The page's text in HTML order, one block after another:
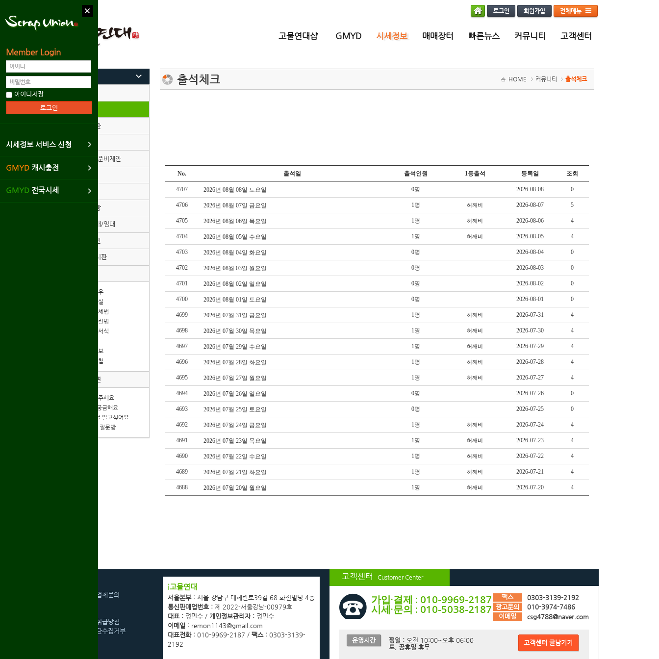
Member Login
아이디저장
시세정보 서비스 신청
GMYD 캐시충전
GMYD 전국시세
고물연대샵 GMYD 시세정보 매매장터 빠른뉴스 커뮤니티 고객센터
커뮤니티
자유게시판
고비일기
협동조합/준비제안
사건사고
회원사진방
부동산매매/임대
익명게시판
경조사게시판
+ 고비노하우
+ 고비자료실
+ 고물관련세법
+ 고물상관련법
+ 각종업무서식
+ 부동산정보
+ 고물사진첩
질문과답변
+ 창업도와주세요
+ 법/세무 궁금해요
+ 고철/비철 알고싶어요
+ 세무관련 질문방
출석체크 HOME 커뮤니티 출석체크
No. 출석일 출석인원 1등출석 등록일 조회
4707 2026년 08월 08일 토요일 0명 2026-08-08 0
4706 2026년 08월 07일 금요일 1명 허깨비 2026-08-07 5
4705 2026년 08월 06일 목요일 1명 허깨비 2026-08-06 4
4704 2026년 08월 05일 수요일 1명 허깨비 2026-08-05 4
4703 2026년 08월 04일 화요일 0명 2026-08-04 0
4702 2026년 08월 03일 월요일 0명 2026-08-03 0
4701 2026년 08월 02일 일요일 0명 2026-08-02 0
4700 2026년 08월 01일 토요일 0명 2026-08-01 0
4699 2026년 07월 31일 금요일 1명 허깨비 2026-07-31 4
4698 2026년 07월 30일 목요일 1명 허깨비 2026-07-30 4
4697 2026년 07월 29일 수요일 1명 허깨비 2026-07-29 4
4696 2026년 07월 28일 화요일 1명 허깨비 2026-07-28 4
4695 2026년 07월 27일 월요일 1명 허깨비 2026-07-27 4
4694 2026년 07월 26일 일요일 0명 2026-07-26 0
4693 2026년 07월 25일 토요일 0명 2026-07-25 0
4692 2026년 07월 24일 금요일 1명 허깨비 2026-07-24 4
4691 2026년 07월 23일 목요일 1명 허깨비 2026-07-23 4
4690 2026년 07월 22일 수요일 1명 허깨비 2026-07-22 4
4689 2026년 07월 21일 화요일 1명 허깨비 2026-07-21 4
4688 2026년 07월 20일 월요일 1명 허깨비 2026-07-20 4
광고협력업체문의
개인정보취급방침
이메일무단수집거부
i고물연대
서울본부 : 서울 강남구 테헤란로39길 68 화진빌딩 4층
통신판매업번호 : 제 2022-서울강남-00979호
대표 : 정민수 / 개인정보관리자 : 정민수
이메일 : remon1143@gmail.com
대표전화 : 010-9969-2187 / 팩스 : 0303-3139-
2192
고객센터 Customer Center
가입·결제 : 010-9969-2187
시세·문의 : 010-5038-2187
팩스
0303-3139-2192
광고문의
010-3974-7486
이메일
csg4788@naver.com
운영시간 평일 :오전 10:00~오후 06:00
토, 공휴일 휴무
고객센터 글남기기